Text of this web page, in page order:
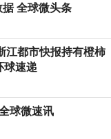
据 全球微头条
江都市快报持有橙柿
球速递
球微速讯